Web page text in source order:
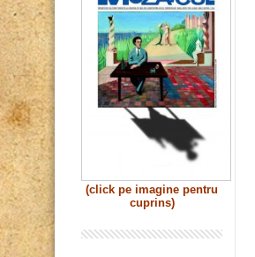
(click pe imagine pentru
cuprins)